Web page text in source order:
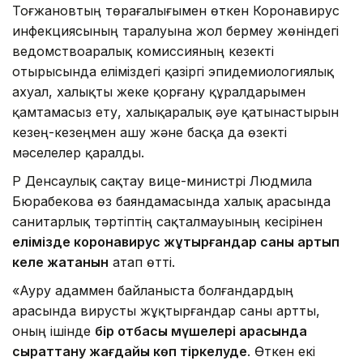
Тоғжановтың төрағалығымен өткен Коронавирус
инфекциясының таралуына жол бермеу жөніндегі
ведомствоаралық комиссияның кезекті
отырысында еліміздегі қазіргі эпидемиологиялық
ахуал, халықты жеке қорғану құралдарымен
қамтамасыз ету, халықаралық әуе қатынастырын
кезең-кезеңмен ашу және басқа да өзекті
мәселелер қаралды.
ҚР Денсаулық сақтау вице-министрі Людмила
Бюрабекова өз баяндамасында халық арасында
санитарлық тәртіптің сақталмауының кесірінен
елімізде коронавирус жұқтырғандар саны артып
келе жатқанын атап өтті.
«Ауру адаммен байланыста болғандардың
арасында вирусты жұқтырғандар саны артты,
оның ішінде бір отбасы мүшелері арасында
сырқаттану жағдайы көп тіркелуде. Өткен екі